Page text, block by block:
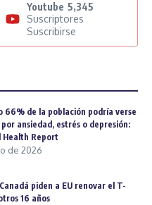
Youtube 5,345
Suscriptores
Suscribirse
66% de la población podría verse
ansiedad, estrés o depresión:
Health Report
de 2026
piden a EU renovar el T-
16 años